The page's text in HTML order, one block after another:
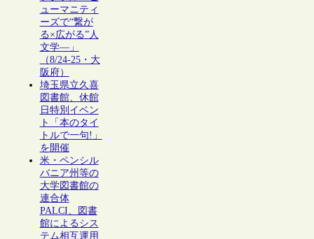
ューマニティ
ーズで“繋が
る×広がる”人
文学―」
（8/24-25・大
阪府）
埼玉県立久喜
図書館、休館
日特別イベン
ト「本のタイ
トルで一句!」
を開催
米・ペンシル
バニア州等の
大学図書館の
連合体
PALCI、図書
館によるシス
テム相互運用